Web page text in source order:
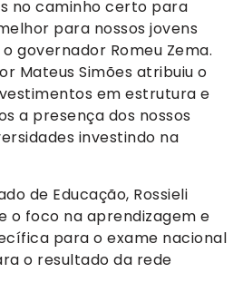
no caminho certo para
para nossos jovens
governador Romeu Zema.
Mateus Simões atribuiu o
em estrutura e
a presença dos nossos
investindo na
de Educação, Rossieli
o foco na aprendizagem e
para o exame nacional
o resultado da rede